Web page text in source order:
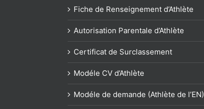
Fiche de Renseignement d’Athlète
Autorisation Parentale d’Athlète
Certificat de Surclassement
Modéle CV d’Athlète
Modéle de demande (Athlète de l’EN)